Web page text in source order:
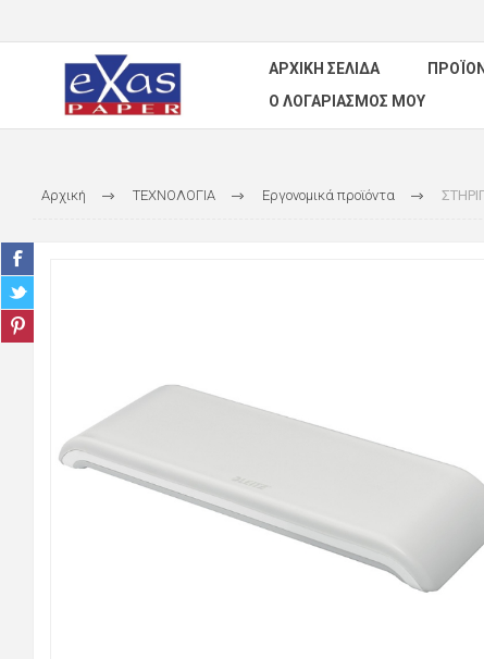
ΑΡΧΙΚΉ ΣΕΛΊΔΑ
Ο ΛΟΓΑΡΙΑΣΜΌΣ ΜΟΥ
Αρχική ΤΕΧΝΟΛΟΓΙΑ Εργονομικά προϊόντα